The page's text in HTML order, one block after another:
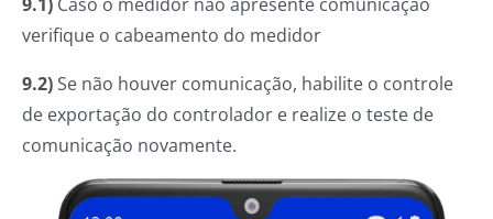
verifique o cabeamento do medidor
9.2)Se não houver comunicação, habilite o controle
de exportação do controlador e realize o teste de
comunicação novamente.